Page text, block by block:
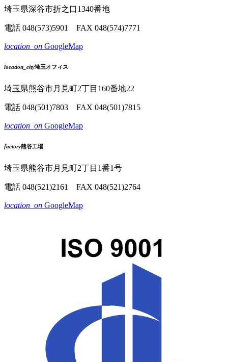
埼玉県深谷市折之口1340番地
電話 048(573)5901 FAX 048(574)7771
location_on GoogleMap
location_city埼玉オフィス
埼玉県熊谷市月見町2丁目160番地22
電話 048(501)7803 FAX 048(501)7815
location_on GoogleMap
factory熊谷工場
埼玉県熊谷市月見町2丁目1番1号
電話 048(521)2161 FAX 048(521)2764
location_on GoogleMap